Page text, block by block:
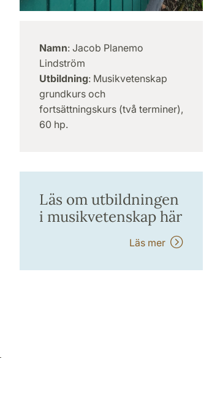
Namn: Jacob Planemo
Lindström
Utbildning: Musikvetenskap
grundkurs och
fortsättningskurs (två terminer),
60 hp.
Läs om utbildningen
i musikvetenskap här
Läs mer